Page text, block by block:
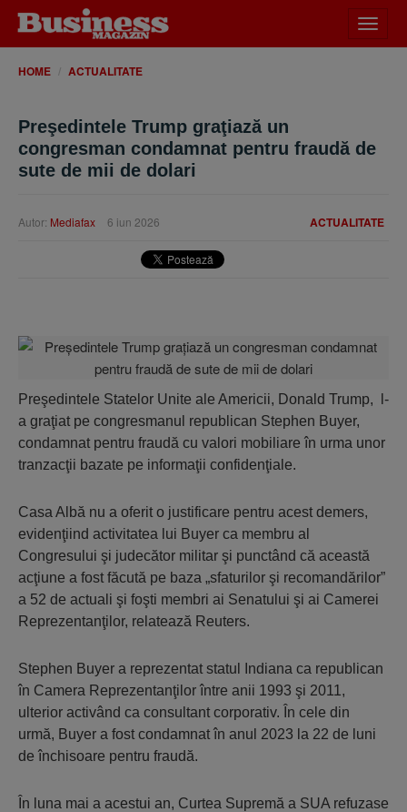
meniu
HOME ACTUALITATE
Preşedintele Trump graţiază un
congresman condamnat pentru fraudă de
sute de mii de dolari
ACTUALITATE
Autor: Mediafax 6 iun 2026
Preşedintele Statelor Unite ale Americii, Donald Trump, l-
a graţiat pe congresmanul republican Stephen Buyer,
condamnat pentru fraudă cu valori mobiliare în urma unor
tranzacţii bazate pe informaţii confidenţiale.
Casa Albă nu a oferit o justificare pentru acest demers,
evidenţiind activitatea lui Buyer ca membru al
Congresului şi judecător militar şi punctând că această
acţiune a fost făcută pe baza „sfaturilor şi recomandărilor”
a 52 de actuali şi foşti membri ai Senatului şi ai Camerei
Reprezentanţilor, relatează Reuters.
Stephen Buyer a reprezentat statul Indiana ca republican
în Camera Reprezentanţilor între anii 1993 şi 2011,
ulterior activând ca consultant corporativ. În cele din
urmă, Buyer a fost condamnat în anul 2023 la 22 de luni
de închisoare pentru fraudă.
În luna mai a acestui an, Curtea Supremă a SUA refuzase